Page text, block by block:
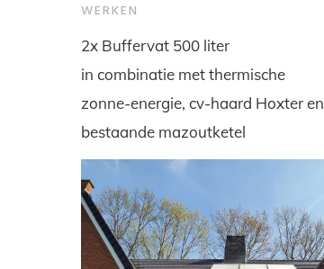
WERKEN
2x Buffervat 500 liter
in combinatie met thermische
zonne-energie, cv-haard Hoxter en
bestaande mazoutketel
Image
2022-
04-